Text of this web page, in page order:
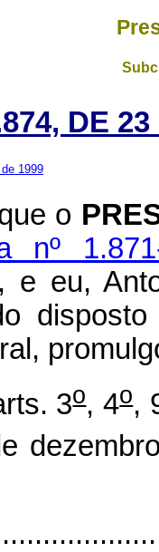
DE
1999
o
nº
e eu,
3o, 4o,